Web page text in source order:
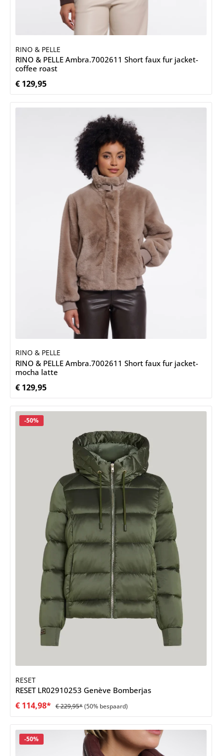
RINO & PELLE
RINO & PELLE Ambra.7002611 Short faux fur jacket-
coffee roast
Normale prijs:
€ 129,95
RINO & PELLE
RINO & PELLE Ambra.7002611 Short faux fur jacket-
mocha latte
Normale prijs:
€ 129,95
Korting
-50%
RESET
RESET LR02910253 Genève Bomberjas
€ 114,98* € 229,95*(50% bespaard)
Korting
-50%